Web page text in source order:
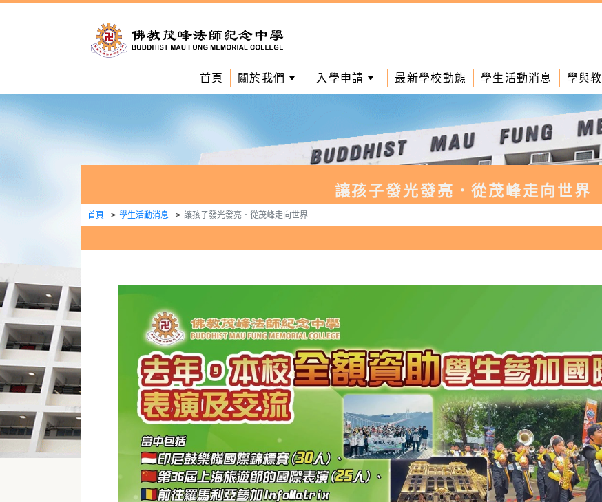
首頁 關於我們 入學申請 最新學校動態 學生活動消息 學與教
讓孩子發光發亮．從茂峰走向世界
首頁 學生活動消息 讓孩子發光發亮．從茂峰走向世界